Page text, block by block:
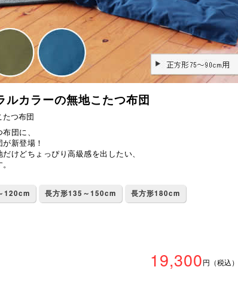
ルカラーの無地こたつ布団
たつ布団
団に、
新登場！
けどちょっぴり高級感を出したい、
120cm 長方形135～150cm 長方形180cm
19,300円（税込